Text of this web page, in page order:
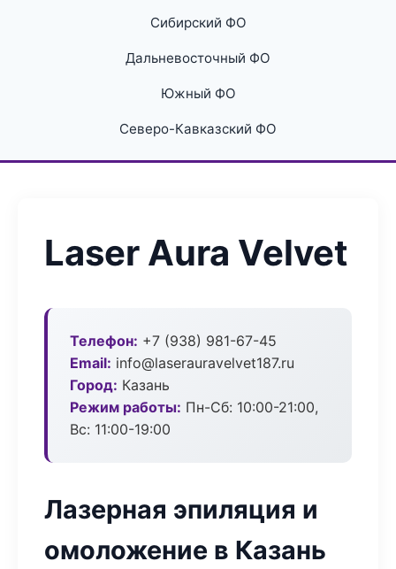
Сибирский ФО
Дальневосточный ФО
Южный ФО
Северо-Кавказский ФО
Laser Aura Velvet
Телефон: +7 (938) 981-67-45
Email: info@laserauravelvet187.ru
Город: Казань
Режим работы: Пн-Сб: 10:00-21:00,
Вс: 11:00-19:00
Лазерная эпиляция и
омоложение в Казань